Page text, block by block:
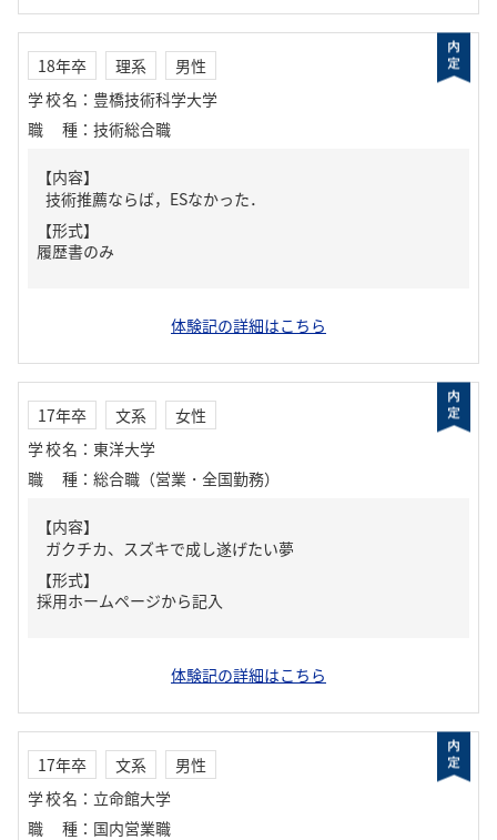
18年卒 理系
男性
学校名 ： 豊橋技術科学大学
職種 ： 技術総合職
【内容】
技術推薦ならば，ESなかった．
【形式】
履歴書のみ
体験記の詳細はこちら
17年卒 文系
女性
学校名 ： 東洋大学
職種 ： 総合職（営業・全国勤務）
【内容】
ガクチカ、スズキで成し遂げたい夢
【形式】
採用ホームページから記入
体験記の詳細はこちら
17年卒 文系
男性
学校名 ： 立命館大学
職種 ： 国内営業職